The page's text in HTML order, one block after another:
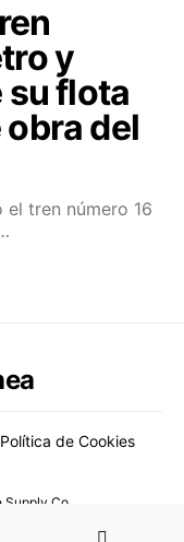
y
su flota
del
el tren número 16
Política de Cookies
Supply Co.